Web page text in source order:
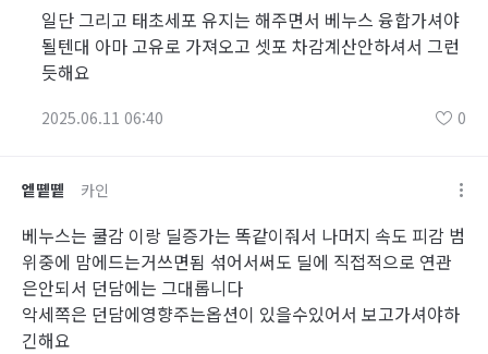
일단 그리고 태초세포 유지는 해주면서 베누스 융합가셔야
될텐대 아마 고유로 가져오고 셋포 차감계산안하셔서 그런
듯해요
2025.06.11 06:40 0
엩똍똍 카인
베누스는 쿨감 이랑 딜증가는 똑같이줘서 나머지 속도 피감 범
위중에 맘에드는거쓰면됨 섞어서써도 딜에 직접적으로 연관
은안되서 던담에는 그대롭니다
악세쪽은 던담에영향주는옵션이 있을수있어서 보고가셔야하
긴해요